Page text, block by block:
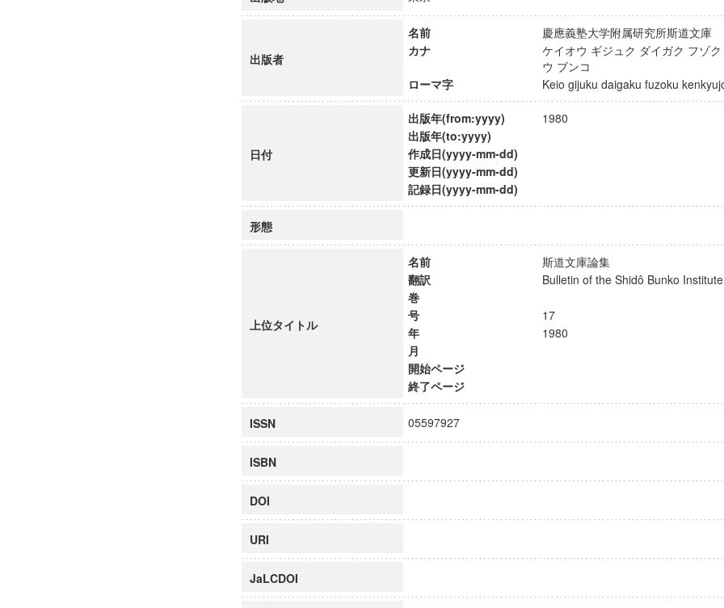
グローバルリサーチインスティテュート
慶應義塾大学グローバルCOEプログラム市民社会ガバナンス教育研究センター
慶應義塾大学グローバルCOEプログラム論理と感性の先端的教育研究拠点
博士課程教育リーディングプログラム「超成熟社会発展のサイエンス」
出版者
名前
慶應義塾大学附属研究所斯道文
カナ
ケイオウ ギジュク ダイガク フゾ
ウ ブンコ
ローマ字
Keio gijuku daigaku fuzoku
日付
出版年(from:yyyy)
1980
出版年(to:yyyy)
作成日(yyyy-mm-dd)
更新日(yyyy-mm-dd)
記録日(yyyy-mm-dd)
形態
上位タイトル
名前
斯道文庫論集
翻訳
Bulletin of the Shidô Bunko
巻
号
17
年
1980
月
開始ページ
終了ページ
ISSN 05597927
ISBN
DOI
URI
JaLCDOI